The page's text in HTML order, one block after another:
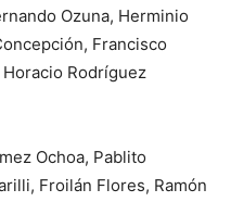
Ozuna, Herminio
Francisco
Rodríguez
Ochoa, Pablito
Froilán Flores, Ramón